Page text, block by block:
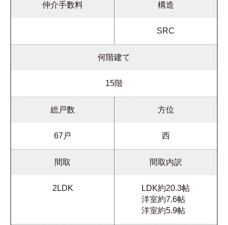
仲介手数料 構造
SRC
何階建て
15階
総戸数
67戸
方位
西
間取
2LDK
間取内訳
LDK約20.3帖
洋室約7.6帖
洋室約5.9帖